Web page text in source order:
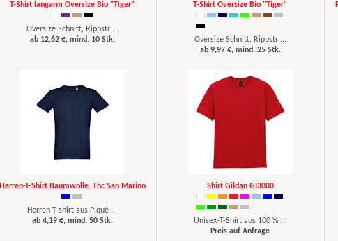
T-Shirt langarm Oversize Bio "Tiger"
Oversize Schnitt, Rippstr ...
ab 12,62 €, mind. 10 Stk.
T-Shirt Oversize Bio "Tiger"
Oversize Schnitt, Rippstr ...
ab 9,97 €, mind. 25 Stk.
Herren-T-Shirt Baumwolle. Thc San Marino
Herren T-shirt aus Piqué ...
ab 4,19 €, mind. 50 Stk.
Shirt Gildan GI3000
Unisex-T-Shirt aus 100 % ...
Preis auf Anfrage